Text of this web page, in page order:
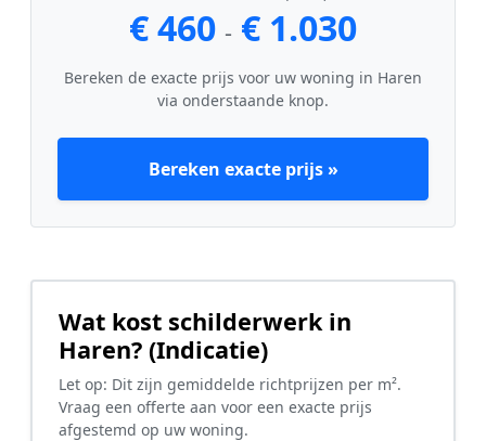
€ 460 - € 1.030
Bereken de exacte prijs voor uw woning in Haren
via onderstaande knop.
Bereken exacte prijs »
Wat kost schilderwerk in
Haren? (Indicatie)
Let op: Dit zijn gemiddelde richtprijzen per m².
Vraag een offerte aan voor een exacte prijs
afgestemd op uw woning.